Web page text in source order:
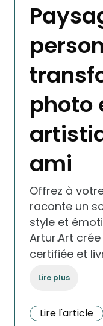
photo
ami
Offrez à
raconte un
style et
Artur.Art
certifiée et
Lire plus
Lire l'article